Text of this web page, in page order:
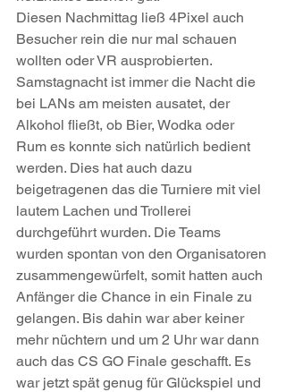
Diesen Nachmittag ließ 4Pixel auch
Besucher rein die nur mal schauen
wollten oder VR ausprobierten.
Samstagnacht ist immer die Nacht die
bei LANs am meisten ausatet, der
Alkohol fließt, ob Bier, Wodka oder
Rum es konnte sich natürlich bedient
werden. Dies hat auch dazu
beigetragenen das die Turniere mit viel
lautem Lachen und Trollerei
durchgeführt wurden. Die Teams
wurden spontan von den Organisatoren
zusammengewürfelt, somit hatten auch
Anfänger die Chance in ein Finale zu
gelangen. Bis dahin war aber keiner
mehr nüchtern und um 2 Uhr war dann
auch das CS GO Finale geschafft. Es
war jetzt spät genug für Glückspiel und